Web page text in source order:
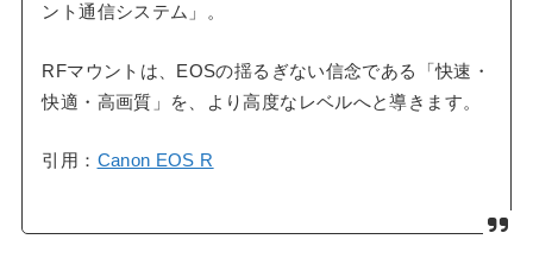
ント通信システム」。
RFマウントは、EOSの揺るぎない信念である「快速・
快適・高画質」を、より高度なレベルへと導きます。
引用： Canon EOS R